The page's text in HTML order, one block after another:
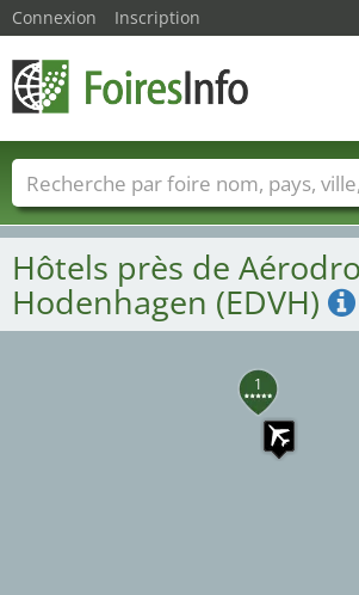
1
Hôtels près de
Hodenhagen (EDVH)
Connexion Inscription
Foire noms Pays Villes
Secteurs du fournisseur de services